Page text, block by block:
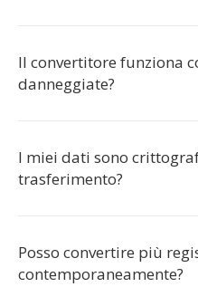
Il convertitore funziona
danneggiate?
I miei dati sono
trasferimento?
Posso convertire più
contemporaneamente?